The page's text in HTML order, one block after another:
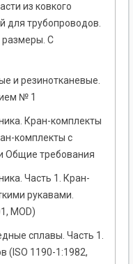
из ковкого
для трубопроводов.
размеры. С
и резинотканевые.
№ 1
Кран-комплекты
комплекты с
Общие требования
Часть 1. Кран-
рукавами.
MOD)
сплавы. Часть 1.
(ISO 1190-1:1982,